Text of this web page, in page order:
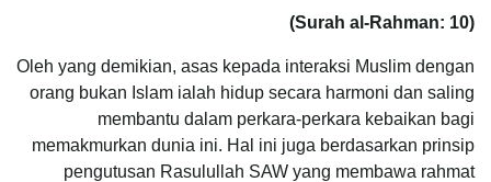
(Surah al-Rahman: 10)
Oleh yang demikian, asas kepada interaksi Muslim dengan
orang bukan Islam ialah hidup secara harmoni dan saling
membantu dalam perkara-perkara kebaikan bagi
memakmurkan dunia ini. Hal ini juga berdasarkan prinsip
pengutusan Rasulullah SAW yang membawa rahmat